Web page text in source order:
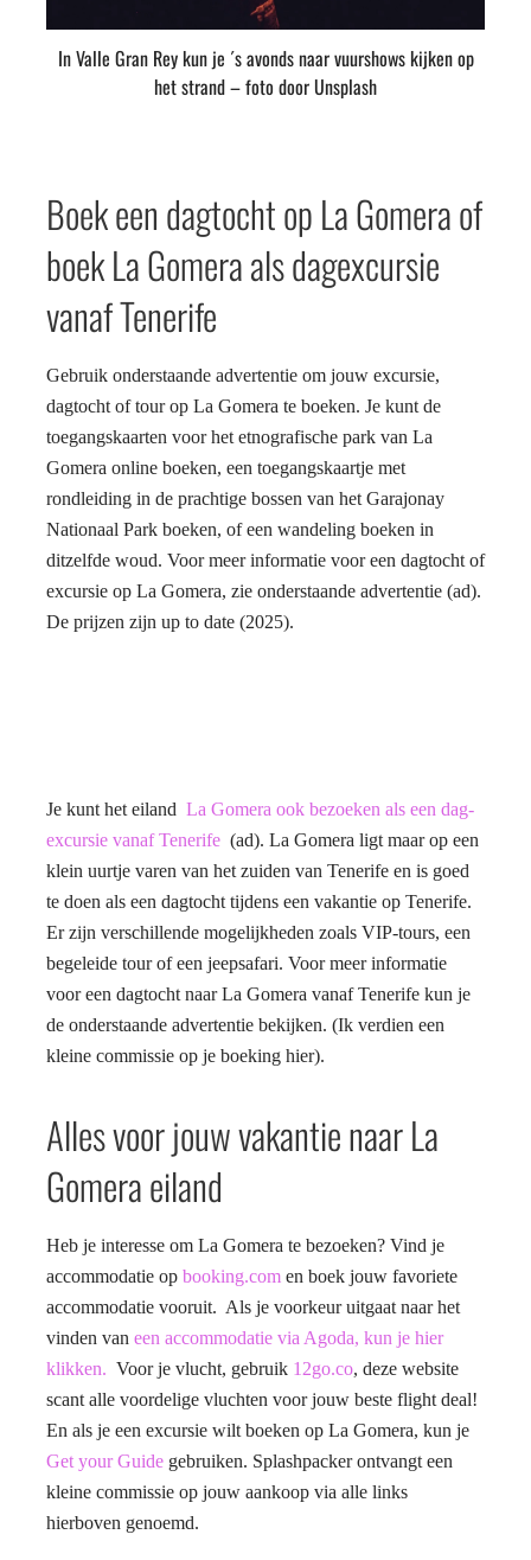
In Valle Gran Rey kun je ´s avonds naar vuurshows kijken op
het strand – foto door Unsplash
Boek een dagtocht op La Gomera of
boek La Gomera als dagexcursie
vanaf Tenerife
Gebruik onderstaande advertentie om jouw excursie,
dagtocht of tour op La Gomera te boeken. Je kunt de
toegangskaarten voor het etnografische park van La
Gomera online boeken, een toegangskaartje met
rondleiding in de prachtige bossen van het Garajonay
Nationaal Park boeken, of een wandeling boeken in
ditzelfde woud. Voor meer informatie voor een dagtocht of
excursie op La Gomera, zie onderstaande advertentie (ad).
De prijzen zijn up to date (2025).
Je kunt het eiland La Gomera ook bezoeken als een dag-
excursie vanaf Tenerife (ad). La Gomera ligt maar op een
klein uurtje varen van het zuiden van Tenerife en is goed
te doen als een dagtocht tijdens een vakantie op Tenerife.
Er zijn verschillende mogelijkheden zoals VIP-tours, een
begeleide tour of een jeepsafari. Voor meer informatie
voor een dagtocht naar La Gomera vanaf Tenerife kun je
de onderstaande advertentie bekijken. (Ik verdien een
kleine commissie op je boeking hier).
Alles voor jouw vakantie naar La
Gomera eiland
Heb je interesse om La Gomera te bezoeken? Vind je
accommodatie op booking.com en boek jouw favoriete
accommodatie vooruit. Als je voorkeur uitgaat naar het
vinden van een accommodatie via Agoda, kun je hier
klikken. Voor je vlucht, gebruik 12go.co, deze website
scant alle voordelige vluchten voor jouw beste flight deal!
En als je een excursie wilt boeken op La Gomera, kun je
Get your Guide gebruiken. Splashpacker ontvangt een
kleine commissie op jouw aankoop via alle links
hierboven genoemd.